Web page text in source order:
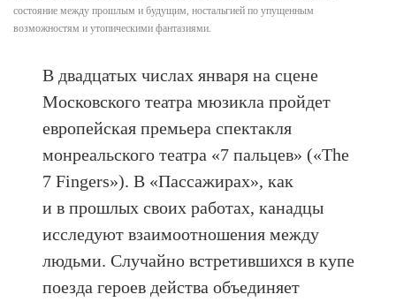
состояние между прошлым и будущим, ностальгией по упущенным
возможностям и утопическими фантазиями.
В двадцатых числах января на сцене
Московского театра мюзикла пройдет
европейская премьера спектакля
монреальского театра «7 пальцев» («The
7 Fingers»). В «Пассажирах», как
и в прошлых своих работах, канадцы
исследуют взаимоотношения между
людьми. Случайно встретившихся в купе
поезда героев действа объединяет